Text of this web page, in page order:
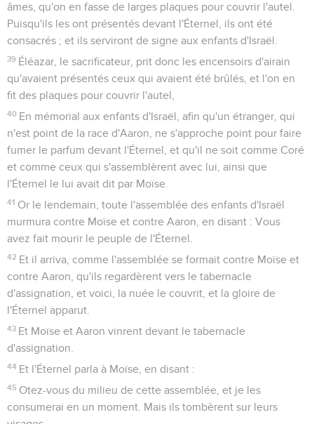
âmes, qu'on en fasse de larges plaques pour couvrir l'autel.
Puisqu'ils les ont présentés devant l'Éternel, ils ont été
consacrés ; et ils serviront de signe aux enfants d'Israël.
39 Éléazar, le sacrificateur, prit donc les encensoirs d'airain
qu'avaient présentés ceux qui avaient été brûlés, et l'on en
fit des plaques pour couvrir l'autel,
40 En mémorial aux enfants d'Israël, afin qu'un étranger, qui
n'est point de la race d'Aaron, ne s'approche point pour faire
fumer le parfum devant l'Éternel, et qu'il ne soit comme Coré
et comme ceux qui s'assemblèrent avec lui, ainsi que
l'Éternel le lui avait dit par Moïse.
41 Or le lendemain, toute l'assemblée des enfants d'Israël
murmura contre Moïse et contre Aaron, en disant : Vous
avez fait mourir le peuple de l'Éternel.
42 Et il arriva, comme l'assemblée se formait contre Moïse et
contre Aaron, qu'ils regardèrent vers le tabernacle
d'assignation, et voici, la nuée le couvrit, et la gloire de
l'Éternel apparut.
43 Et Moïse et Aaron vinrent devant le tabernacle
d'assignation.
44 Et l'Éternel parla à Moïse, en disant :
45 Otez-vous du milieu de cette assemblée, et je les
consumerai en un moment. Mais ils tombèrent sur leurs